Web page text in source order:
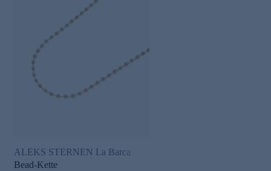
ALEKS STERNEN La Barca
Bead-Kette